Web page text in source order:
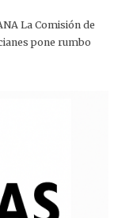
La Comisión de
pone rumbo